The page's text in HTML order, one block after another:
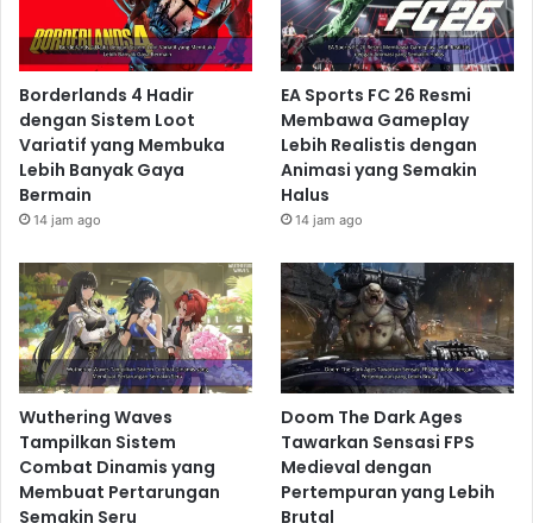
Borderlands 4 Hadir
dengan Sistem Loot
Variatif yang Membuka
Lebih Banyak Gaya
Bermain
14 jam ago
EA Sports FC 26 Resmi
Membawa Gameplay
Lebih Realistis dengan
Animasi yang Semakin
Halus
14 jam ago
Wuthering Waves
Tampilkan Sistem
Combat Dinamis yang
Membuat Pertarungan
Semakin Seru
Doom The Dark Ages
Tawarkan Sensasi FPS
Medieval dengan
Pertempuran yang Lebih
Brutal